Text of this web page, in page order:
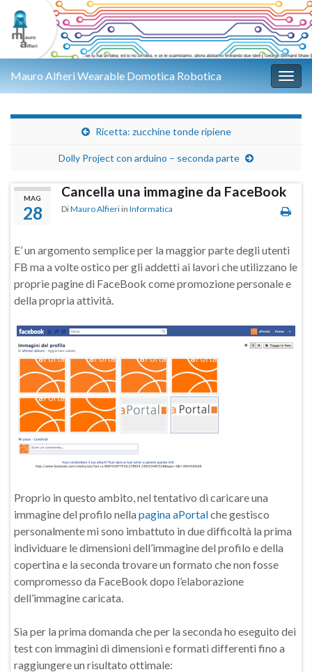
Mauro Alfieri Wearable Domotica Robotica
Ricetta: zucchine tonde ripiene
Dolly Project con arduino – seconda parte
MAG
28
Cancella una immagine da FaceBook
DiMauro Alfieri in Informatica
E’ un argomento semplice per la maggior parte degli utenti
FB ma a volte ostico per gli addetti ai lavori che utilizzano le
proprie pagine di FaceBook come promozione personale e
della propria attività.
Proprio in questo ambito, nel tentativo di caricare una
immagine del profilo nella pagina aPortalche gestisco
personalmente mi sono imbattuto in due difficoltà la prima
individuare le dimensioni dell’immagine del profilo e della
copertina e la seconda trovare un formato che non fosse
compromesso da FaceBook dopo l’elaborazione
dell’immagine caricata.
Sia per la prima domanda che per la seconda ho eseguito dei
test con immagini di dimensioni e formati differenti fino a
raggiungere un risultato ottimale: